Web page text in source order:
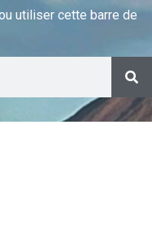
utiliser cette barre de